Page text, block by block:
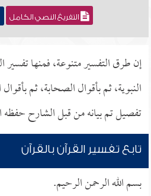
التفريغ النصي الكامل
إن طرق التفسير متنوعة، فمنها تفسير
النبوية، ثم بأقوال الصحابة، ثم
تفصيل تم بيانه من قبل الشارح حفظه
تابع تفسير القرآن بالقرآن
بسم الله الرحمن الرحيم.